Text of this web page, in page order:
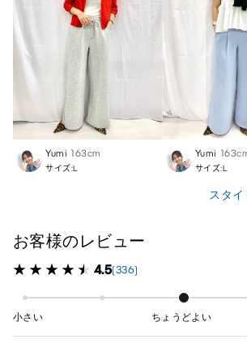
Yumi 163cm
サイズ:L
Yumi
サイズ:L
スタ
お客様のレビュー
4.5(336)
小さい ちょうどよい